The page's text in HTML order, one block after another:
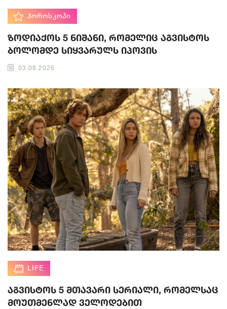
ᲰᲝᲠᲝᲡᲙᲝᲞᲘ
ზოდიაქოს 5 ნიშანი, რომელიც აგვისტოს
ბოლომდე სიყვარულს იპოვის
03.08.2026
LIFE
აგვისტოს 5 მთავარი სერიალი, რომელსაც
მოუთმენლად ველოდებით